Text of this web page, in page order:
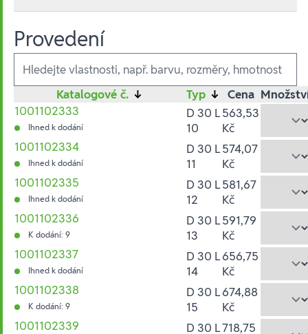
Provedení
Ausführungen
Katalogové č. ↓ Typ ↓ Cena
1001102333
Ihned k dodání
D 30 L
10
563,53
Kč
1001102334
Ihned k dodání
D 30 L
11
574,07
Kč
1001102335
Ihned k dodání
D 30 L
12
581,67
Kč
1001102336
K dodání: 9
D 30 L
13
591,79
Kč
1001102337
Ihned k dodání
D 30 L
14
656,75
Kč
1001102338
K dodání: 9
D 30 L
15
674,88
Kč
1001102339
D 30 L718,75